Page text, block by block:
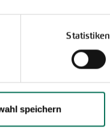
Statistiken
speichern